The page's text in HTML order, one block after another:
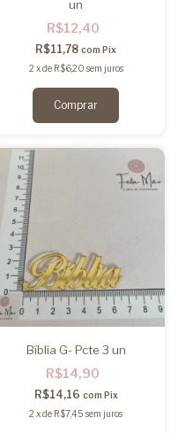
un
R$12,40
R$11,78com Pix
2 xde R$6,20 sem juros
Bíblia G- Pcte 3 un
R$14,90
R$14,16 com Pix
2 xde R$7,45 sem juros